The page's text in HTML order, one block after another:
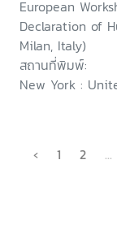
European
Declaration of
Milan, Italy)
สถานที่พิมพ์:
New York :
‹ 1 2 ...